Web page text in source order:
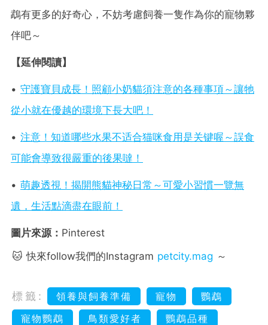
鵡有更多的好奇心，不妨考慮飼養一隻作為你的寵物夥
伴吧～
【延伸閱讀】
• 守護寶貝成長！照顧小奶貓須注意的各種事項～讓牠
從小就在優越的環境下長大吧！
• 注意！知道哪些水果不适合猫咪食用是关键喔～誤食
可能會導致很嚴重的後果噠！
• 萌趣透視！揭開熊貓神秘日常～可愛小習慣一覽無
遺，生活點滴盡在眼前！
圖片來源： Pinterest
🐱 快來follow我們的Instagram petcity.mag ～
標籤: 領養與飼養準備 寵物
鸚鵡
寵物鸚鵡
鳥類愛好者 鸚鵡品種